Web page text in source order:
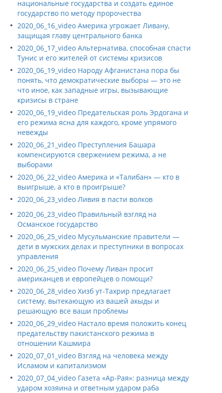
национальные государства и создать единое
государство по методу пророчества
2020_06_16_video Америка угрожает Ливану,
защищая главу центрального банка
2020_06_17_video Альтернатива, способная спасти
Тунис и его жителей от системы кризисов
2020_06_19_video Народу Афганистана пора бы
понять, что демократические выборы — это не
что иное, как западные игры, вызывающие
кризисы в стране
2020_06_19_video Предательская роль Эрдогана и
его режима ясна для каждого, кроме упрямого
невежды
2020_06_21_video Преступления Башара
компенсируются свержением режима, а не
выборами
2020_06_22_video Америка и «Талибан» — кто в
выигрыше, а кто в проигрыше?
2020_06_23_video Ливия в пасти волков
2020_06_23_video Правильный взгляд на
Османское государство
2020_06_25_video Мусульманские правители —
дети в мужских делах и преступники в вопросах
управления
2020_06_25_video Почему Ливан просит
американцев и европейцев о помощи?
2020_06_28_video Хизб ут-Тахрир предлагает
систему, вытекающую из вашей акыды и
решающую все ваши проблемы
2020_06_29_video Настало время положить конец
предательству пакистанского режима в
отношении Кашмира
2020_07_01_video Взгляд на человека между
Исламом и капитализмом
2020_07_04_video Газета «Ар-Рая»: разница между
ударом хозяина и ответным ударом раба